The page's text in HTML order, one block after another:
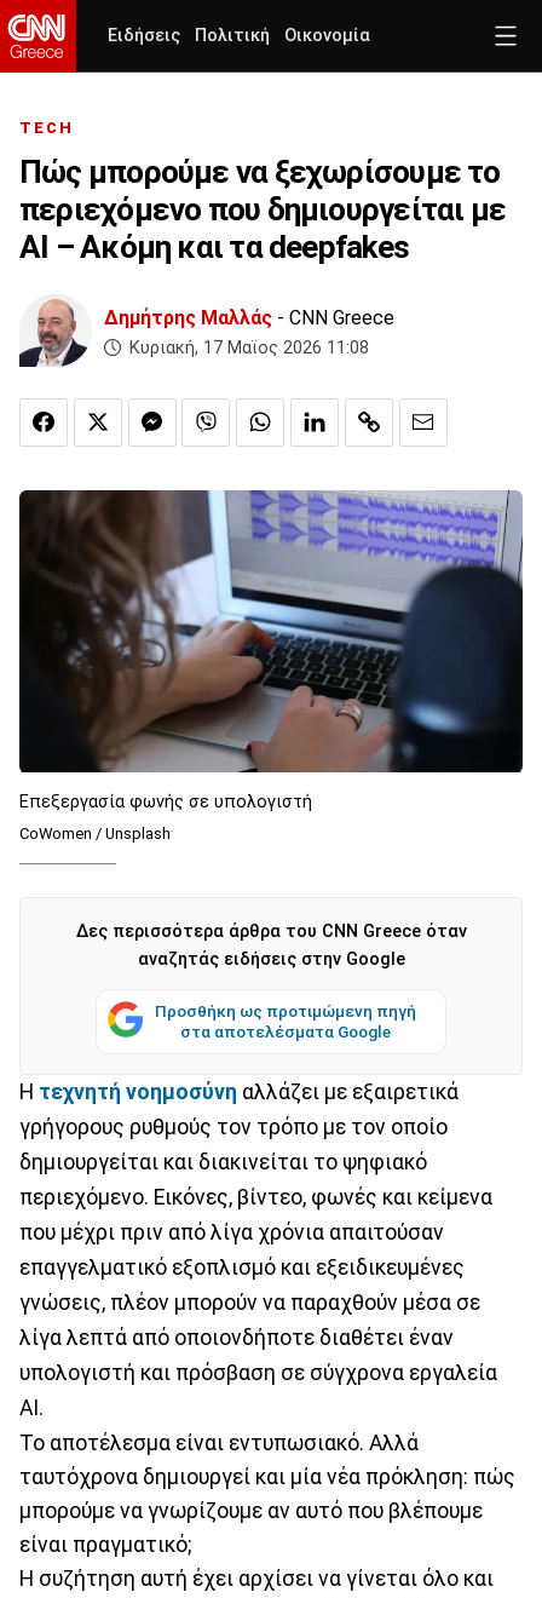
Ειδήσεις Πολιτική Οικονομία
TECH
Πώς μπορούμε να ξεχωρίσουμε το
περιεχόμενο που δημιουργείται με
AI – Ακόμη και τα deepfakes
Δημήτρης Μαλλάς - CNN Greece
Κυριακή, 17 Μαϊος 2026 11:08
Επεξεργασία φωνής σε υπολογιστή
CoWomen / Unsplash
Δες περισσότερα άρθρα του CNN Greece όταν
αναζητάς ειδήσεις στην Google
Προσθήκη ως προτιμώμενη πηγή
στα αποτελέσματα Google
Η τεχνητή νοημοσύνη αλλάζει με εξαιρετικά
γρήγορους ρυθμούς τον τρόπο με τον οποίο
δημιουργείται και διακινείται το ψηφιακό
περιεχόμενο. Εικόνες, βίντεο, φωνές και κείμενα
που μέχρι πριν από λίγα χρόνια απαιτούσαν
επαγγελματικό εξοπλισμό και εξειδικευμένες
γνώσεις, πλέον μπορούν να παραχθούν μέσα σε
λίγα λεπτά από οποιονδήποτε διαθέτει έναν
υπολογιστή και πρόσβαση σε σύγχρονα εργαλεία
AI.
Το αποτέλεσμα είναι εντυπωσιακό. Αλλά
ταυτόχρονα δημιουργεί και μία νέα πρόκληση: πώς
μπορούμε να γνωρίζουμε αν αυτό που βλέπουμε
είναι πραγματικό;
Η συζήτηση αυτή έχει αρχίσει να γίνεται όλο και